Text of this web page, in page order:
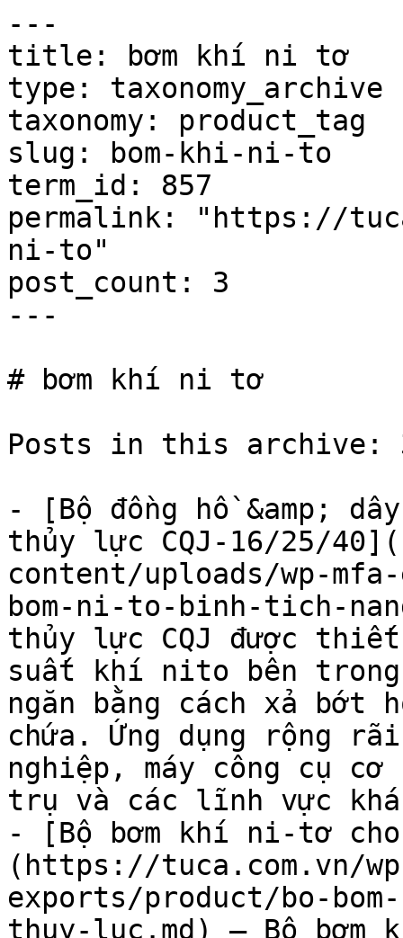
---
title: bơm khí ni tơ
type: taxonomy_archive
taxonomy: product_tag
slug: bom-khi-ni-to
term_id: 857
permalink: "https://
ni-to"
post_count: 3
---
# bơm khí ni tơ
Posts in this archive:
- [Bộ đồng hồ &amp;
thủy lực CQJ-16/25/
content/uploads/wp-
bom-ni-to-binh-tich-
thủy lực CQJ được
suất khí nito bên trong
ngăn bằng cách xả bớt
chứa. Ứng dụng rộng
nghiệp, máy công cụ
trụ và các lĩnh vực
- [Bộ bơm khí ni-tơ
(https://tuca.com.vn/
exports/product/bo-
thuy-luc.md) — Bộ